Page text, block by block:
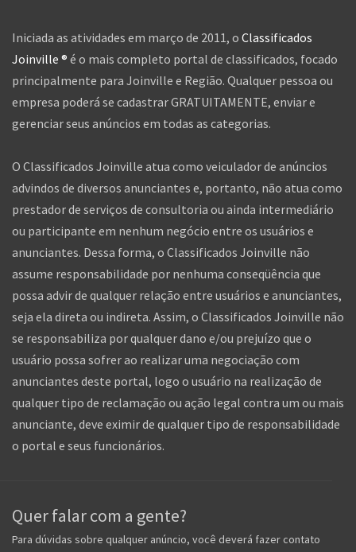
Iniciada as atividades em março de 2011, o Classificados
Joinville ® é o mais completo portal de classificados, focado
principalmente para Joinville e Região. Qualquer pessoa ou
empresa poderá se cadastrar GRATUITAMENTE, enviar e
gerenciar seus anúncios em todas as categorias.
O Classificados Joinville atua como veiculador de anúncios
advindos de diversos anunciantes e, portanto, não atua como
prestador de serviços de consultoria ou ainda intermediário
ou participante em nenhum negócio entre os usuários e
anunciantes. Dessa forma, o Classificados Joinville não
assume responsabilidade por nenhuma conseqüência que
possa advir de qualquer relação entre usuários e anunciantes,
seja ela direta ou indireta. Assim, o Classificados Joinville não
se responsabiliza por qualquer dano e/ou prejuízo que o
usuário possa sofrer ao realizar uma negociação com
anunciantes deste portal, logo o usuário na realização de
qualquer tipo de reclamação ou ação legal contra um ou mais
anunciante, deve eximir de qualquer tipo de responsabilidade
o portal e seus funcionários.
Quer falar com a gente?
Para dúvidas sobre qualquer anúncio, você deverá fazer contato